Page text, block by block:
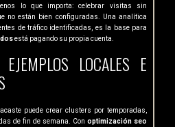
lo que importa: celebrar visitas sin
no están bien configuradas. Una analítica
de tráfico identificadas, es la base para
está pagando su propia cuenta.
LOCALES E
puede crear clusters por temporadas,
de fin de semana. Con optimización seo